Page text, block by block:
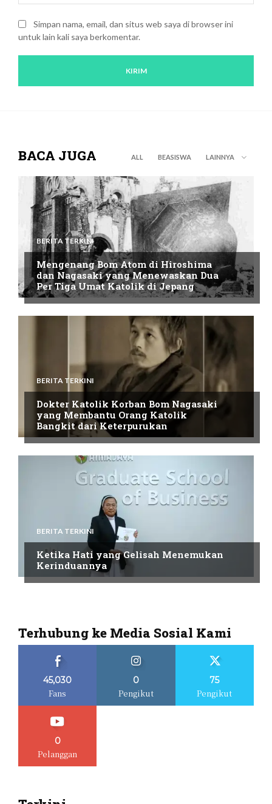
Simpan nama, email, dan situs web saya di browser ini
untuk lain kali saya berkomentar.
BACA JUGA ALL BEASISWA LAINNYA
BERITA TERKINI
Mengenang Bom Atom di Hiroshima
dan Nagasaki yang Menewaskan Dua
Per Tiga Umat Katolik di Jepang
BERITA TERKINI
Dokter Katolik Korban Bom Nagasaki
yang Membantu Orang Katolik
Bangkit dari Keterpurukan
BERITA TERKINI
Ketika Hati yang Gelisah Menemukan
Kerinduannya
Terhubung ke Media Sosial Kami
45,030
Fans
0
Pengikut
75
Pengikut
0
Pelanggan